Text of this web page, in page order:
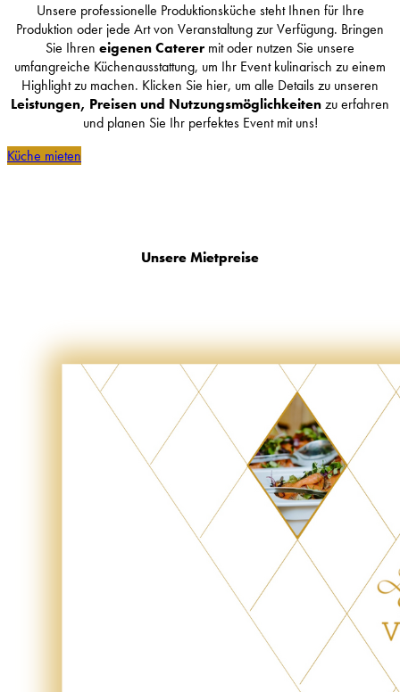
Unsere professionelle Produktionsküche steht Ihnen für Ihre
Produktion oder jede Art von Veranstaltung zur Verfügung. Bringen
Sie Ihren eigenen Caterer mit oder nutzen Sie unsere
umfangreiche Küchenausstattung, um Ihr Event kulinarisch zu einem
Highlight zu machen. Klicken Sie hier, um alle Details zu unseren
Leistungen, Preisen und Nutzungsmöglichkeitenzu erfahren
und planen Sie Ihr perfektes Event mit uns!
Küche mieten
Unsere Mietpreise